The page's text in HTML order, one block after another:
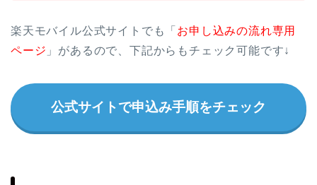
楽天モバイル公式サイトでも「 お申し込みの流れ専用
ページ 」があるので、下記からもチェック可能です↓
公式サイトで申込み手順をチェック